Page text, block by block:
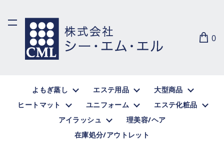
0
よもぎ蒸し エステ用品
大型商品
ヒートマット
ユニフォーム
エステ化粧品
アイラッシュ
理美容/ヘア
在庫処分/アウトレット